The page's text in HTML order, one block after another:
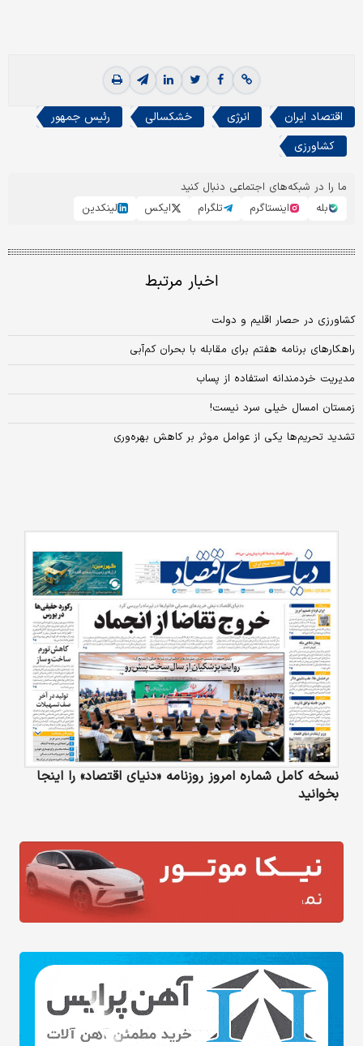
اقتصاد ایران انرژی خشکسالی
رئیس جمهور
کشاورزی
ما را در شبکه‌های اجتماعی دنبال کنید
بله
اینستاگرم تلگرام ایکس لینکدین
اخبار مرتبط
کشاورزی در حصار اقلیم و دولت
راهکارهای برنامه هفتم برای مقابله با بحران کم‌‌‌آبی
مدیریت خردمندانه استفاده از پساب
زمستان امسال خیلی سرد نیست!
تشدید تحریم‌ها یکی از عوامل موثر بر کاهش بهره‌‌‌‌‌‌‌وری
نسخه کامل شماره امروز روزنامه «دنیای‌ اقتصاد» را اینجا
بخوانید